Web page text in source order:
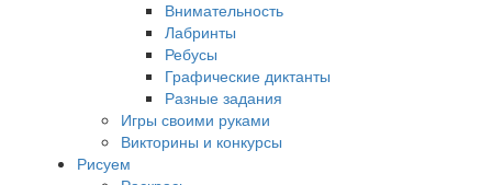
Внимательность
Лабринты
Ребусы
Графические диктанты
Разные задания
Игры своими руками
Викторины и конкурсы
Рисуем